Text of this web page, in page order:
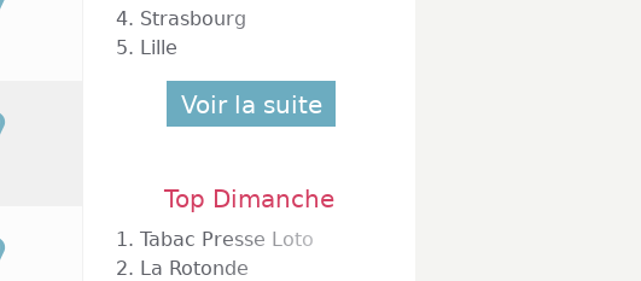
4. Strasbourg
5. Lille
Voir la suite
Top Dimanche
1. Tabac Presse Loto
2. La Rotonde